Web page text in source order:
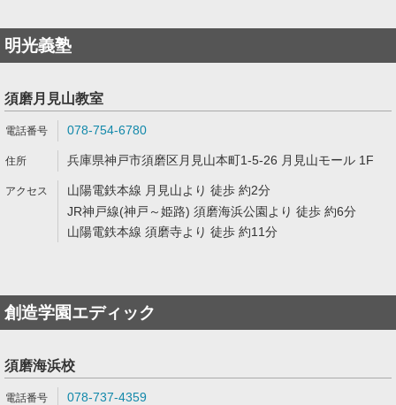
明光義塾
須磨月見山教室
078-754-6780
兵庫県神戸市須磨区月見山本町1-5-26 月見山モール 1F
山陽電鉄本線 月見山より 徒歩 約2分
JR神戸線(神戸～姫路) 須磨海浜公園より 徒歩 約6分
山陽電鉄本線 須磨寺より 徒歩 約11分
創造学園エディック
須磨海浜校
078-737-4359